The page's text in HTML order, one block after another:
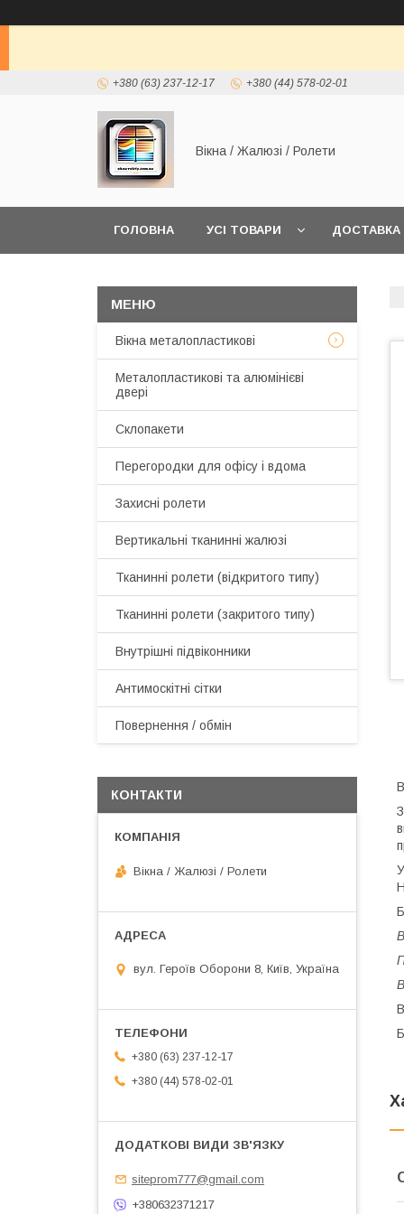
+380 (63) 237-12-17 +380 (44) 578-02-01
Вікна / Жалюзі / Ролети
ГОЛОВНА УСІ ТОВАРИ ДОСТАВКА
Вікна металопластикові
Металопластикові та алюмінієві
двері
Склопакети
Перегородки для офісу і вдома
Захисні ролети
Вертикальні тканинні жалюзі
Тканинні ролети (відкритого типу)
Тканинні ролети (закритого типу)
Внутрішні підвіконники
Антимоскітні сітки
Повернення / обмін
КОНТАКТИ
Вікна / Жалюзі / Ролети
вул. Героїв Оборони 8, Київ, Україна
+380 (63) 237-12-17
+380 (44) 578-02-01
siteprom777@gmail.com
+380632371217